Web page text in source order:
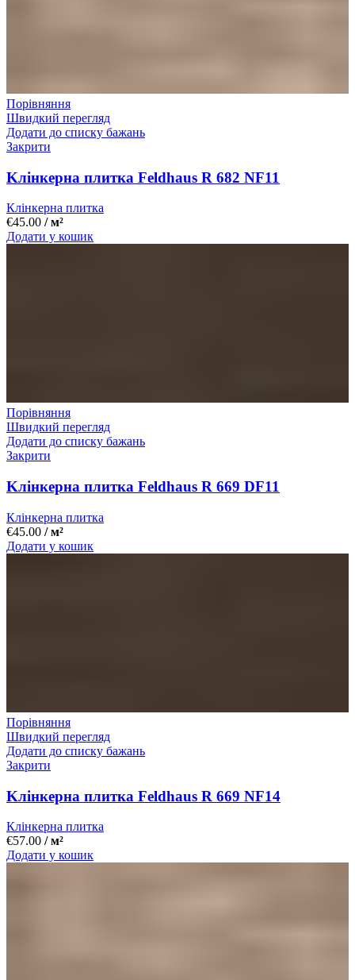
Порівняння
Швидкий перегляд
Додати до списку бажань
Закрити
Kлінкерна плитка Feldhaus R 682 NF11
Клінкерна плитка
€45.00 / м²
Додати у кошик
Порівняння
Швидкий перегляд
Додати до списку бажань
Закрити
Kлінкерна плитка Feldhaus R 669 DF11
Клінкерна плитка
€45.00 / м²
Додати у кошик
Порівняння
Швидкий перегляд
Додати до списку бажань
Закрити
Kлінкерна плитка Feldhaus R 669 NF14
Клінкерна плитка
€57.00 / м²
Додати у кошик